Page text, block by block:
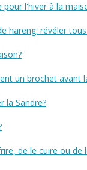
l'hiver à la
hareng: révéler
un brochet avant
la Sandre?
de le cuire ou de